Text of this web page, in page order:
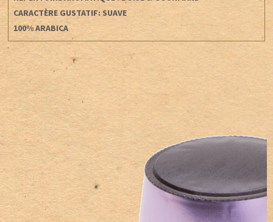
CARACTÈRE GUSTATIF: SUAVE
100% ARABICA